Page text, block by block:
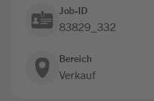
Job-ID
83829_332
Bereich
Verkauf